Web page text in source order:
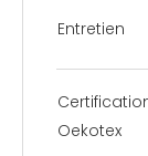
Entretien
Oekotex